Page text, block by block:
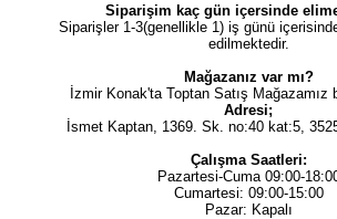
Siparişim kaç gün içersinde
Siparişler 1-3(genellikle 1) iş günü
edilmektedir.
Mağazanız var mı?
İzmir Konak'ta Toptan Satış Mağazamız
Adresi;
İsmet Kaptan, 1369. Sk. no:40 kat:5,
Çalışma Saatleri:
Pazartesi-Cuma 09:00-
Cumartesi: 09:00-15:00
Pazar: Kapalı